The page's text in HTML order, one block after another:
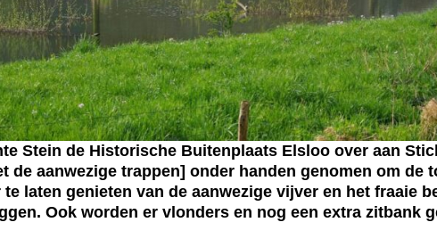
Stein de Historische Buitenplaats Elsloo over aan
de aanwezige trappen] onder handen genomen om de
laten genieten van de aanwezige vijver en het fraaie
Ook worden er vlonders en nog een extra zitbank